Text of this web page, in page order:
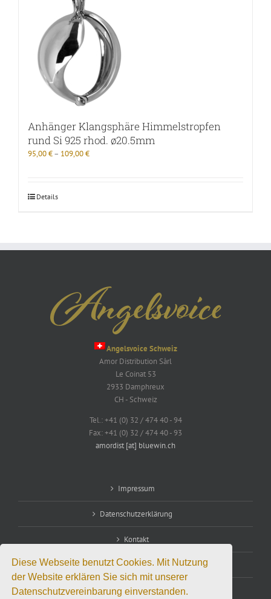
Diese Webseite benutzt Cookies. Mit Nutzung
der Website erklären Sie sich mit unserer
Datenschutzvereinbarung einverstanden.
Anhänger Klangsphäre Himmelstropfen
rund Si 925 rhod. ø20.5mm
95,00€– 109,00€
Details
Angelsvoice Schweiz
Amor Distribution Sàrl
Le Coinat 53
2933 Damphreux
CH - Schweiz
Tel.: +41 (0) 32 / 474 40 - 94
Fax: +41 (0) 32 / 474 40 - 93
amordist [at] bluewin.ch
Impressum
Datenschutzerklärung
Kontakt
Vertriebspartnerschaft